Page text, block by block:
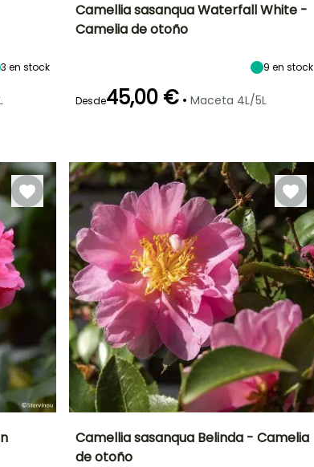
3 en stock
Sombra
Octubre a
Noviembre
Febrero a Abril,
Septiembre a
Noviembre
Camellia sasanqua Waterfall White -
Camelia de otoño
9 en stock
Desde45,00 € • Maceta 4L/5L
Camellia sasanqua Belinda - Camelia
de otoño